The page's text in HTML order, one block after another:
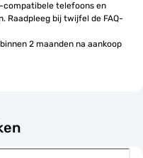
compatibele telefoons en
Raadpleeg bij twijfel de FAQ-
2 maanden na aankoop